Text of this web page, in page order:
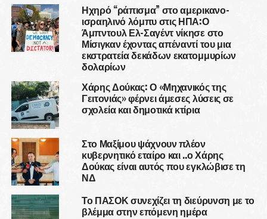
Ηχηρό “ράπισμα” στο αμερικανο-
ισραηλινό λόμπυ στις ΗΠΑ:Ο
Άμπντουλ Ελ-Σαγέντ νίκησε στο
Μίσιγκαν έχοντας απέναντί του μια
εκστρατεία δεκάδων εκατομμυρίων
δολαρίων
Χάρης Δούκας: Ο «Μηχανικός της
Γειτονιάς» φέρνει άμεσες λύσεις σε
σχολεία και δημοτικά κτίρια
Στο Μαξίμου ψάχνουν πλέον
κυβερνητικό εταίρο και ..ο Χάρης
Δούκας είναι αυτός που εγκλώβισε τη
ΝΔ
Το ΠΑΣΟΚ συνεχίζει τη διεύρυνση με το
βλέμμα στην επόμενη ημέρα